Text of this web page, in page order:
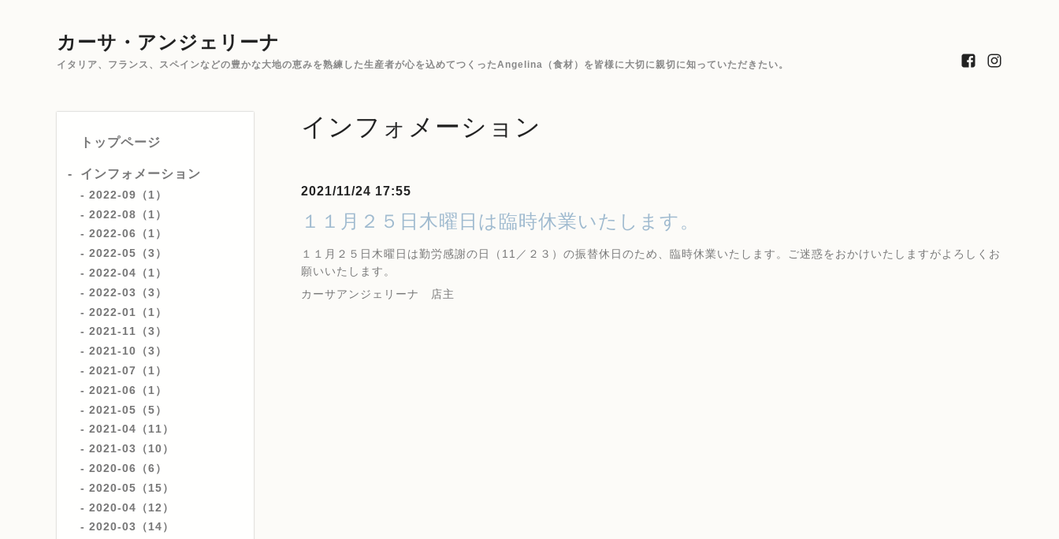
カーサ・アンジェリーナ
イタリア、フランス、スペインなどの豊かな大地の恵みを熟練した生産者が心を込めてつくったAngelina（食材）を皆様に大切に親切に知っていただきたい。
トップページ
インフォメーション
2022-09（1）
2022-08（1）
2022-06（1）
2022-05（3）
2022-04（1）
2022-03（3）
2022-01（1）
2021-11（3）
2021-10（3）
2021-07（1）
2021-06（1）
2021-05（5）
2021-04（11）
2021-03（10）
2020-06（6）
2020-05（15）
2020-04（12）
2020-03（14）
インフォメーション
2021/11/24 17:55
１１月２５日木曜日は臨時休業いたします。
１１月２５日木曜日は勤労感謝の日（11／２３）の振替休日のため、臨時休業いたします。ご迷惑をおかけいたしますがよろしくお
願いいたします。
カーサアンジェリーナ 店主